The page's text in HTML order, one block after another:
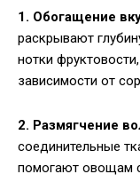
1. Обогащение
раскрывают
нотки
зависимости от
2. Размягчение
соединительные
помогают овощам